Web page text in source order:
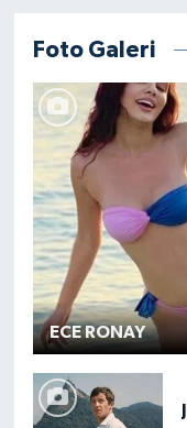
Foto Galeri
ECE RONAY